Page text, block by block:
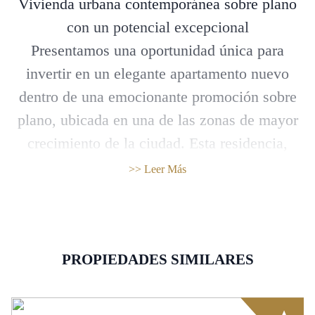
Vivienda urbana contemporánea sobre plano
con un potencial excepcional
Presentamos una oportunidad única para
invertir en un elegante apartamento nuevo
dentro de una emocionante promoción sobre
plano, ubicada en una de las zonas de mayor
crecimiento de la ciudad. Esta residencia,
cuidadosamente diseñada, combina
profesionales que buscan una inversión a
Cada apartamento cuenta con una espaciosa
>> Leer Más
PROPIEDADES SIMILARES